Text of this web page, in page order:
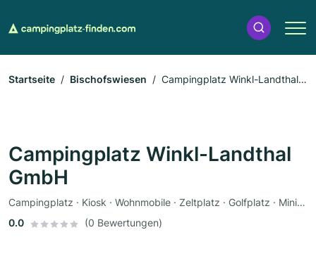
Startseite Bischofswiesen
Campingplatz Winkl-Landthal
Campingplatz Winkl-Landthal
GmbH
Campingplatz · Kiosk · Wohnmobile · Zeltplatz · Golfplatz · Minigolf · Tennisplatz · Bademöglichkeit · Fahrradverleih · Imbiss · Restaurant
0.0
(0 Bewertungen)